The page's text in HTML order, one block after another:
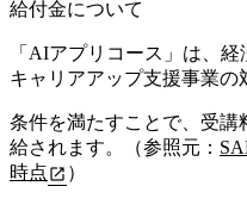
給付金について
「AIアプリコース」は、
キャリアアップ支援事業の
条件を満たすことで、受講
給されます。（参照元：
時点
）